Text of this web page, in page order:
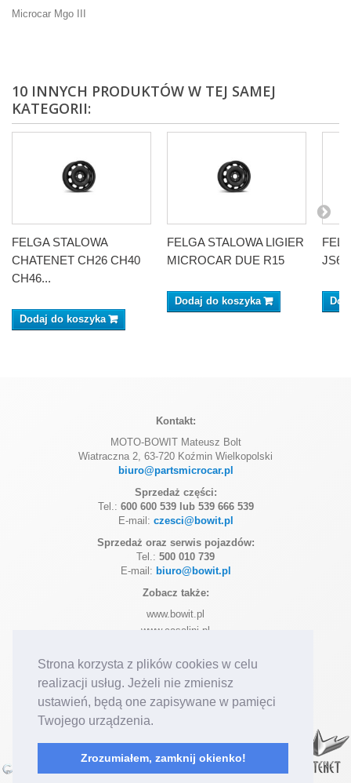
Strona korzysta z plików cookies w celu
realizacji usług. Jeżeli nie zmienisz
ustawień, będą one zapisywane w pamięci
Twojego urządzenia.
Zrozumiałem, zamknij okienko!
Microcar Mgo III
10 INNYCH PRODUKTÓW W TEJ SAMEJ
KATEGORII:
FELGA STALOWA
CHATENET CH26 CH40
CH46...
Dodaj do koszyka
FELGA STALOWA LIGIER
MICROCAR DUE R15
Dodaj do koszyka
Kontakt:
MOTO-BOWIT Mateusz Bolt
Wiatraczna 2, 63-720 Koźmin Wielkopolski
biuro@partsmicrocar.pl
Sprzedaż części:
Tel.: 600 600 539 lub 539 666 539
E-mail: czesci@bowit.pl
Sprzedaż oraz serwis pojazdów:
Tel.: 500 010 739
E-mail: biuro@bowit.pl
Zobacz także:
www.bowit.pl
www.casalini.pl
www.microcar.pl
Dołącz do nas na:
Posiadamy autoryzację marek: